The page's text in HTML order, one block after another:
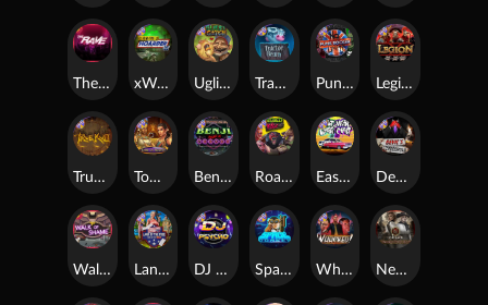
Nexus Tombstone RIP
Roadkill
Tractor Beam
Space Donkey
Land of the Free
Benji Killed in Vegas Devil's Crossroad
Tomb of Nefertiti
Legion X
DJ Psycho
Punk Rocker
East Coast Vs West Coast
Whacked
Walk of Shame
xWays Hoarder xSplit
True kult
Ugliest Catch
The Rave